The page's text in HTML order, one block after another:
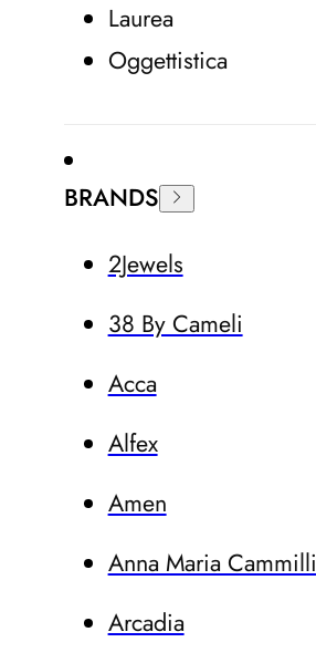
Laurea
Oggettistica
BRANDS
2Jewels
38 By Cameli
Acca
Alfex
Amen
Anna Maria Cammilli
Arcadia